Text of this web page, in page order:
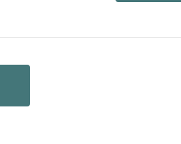
처 정보를 제공해 드리겠